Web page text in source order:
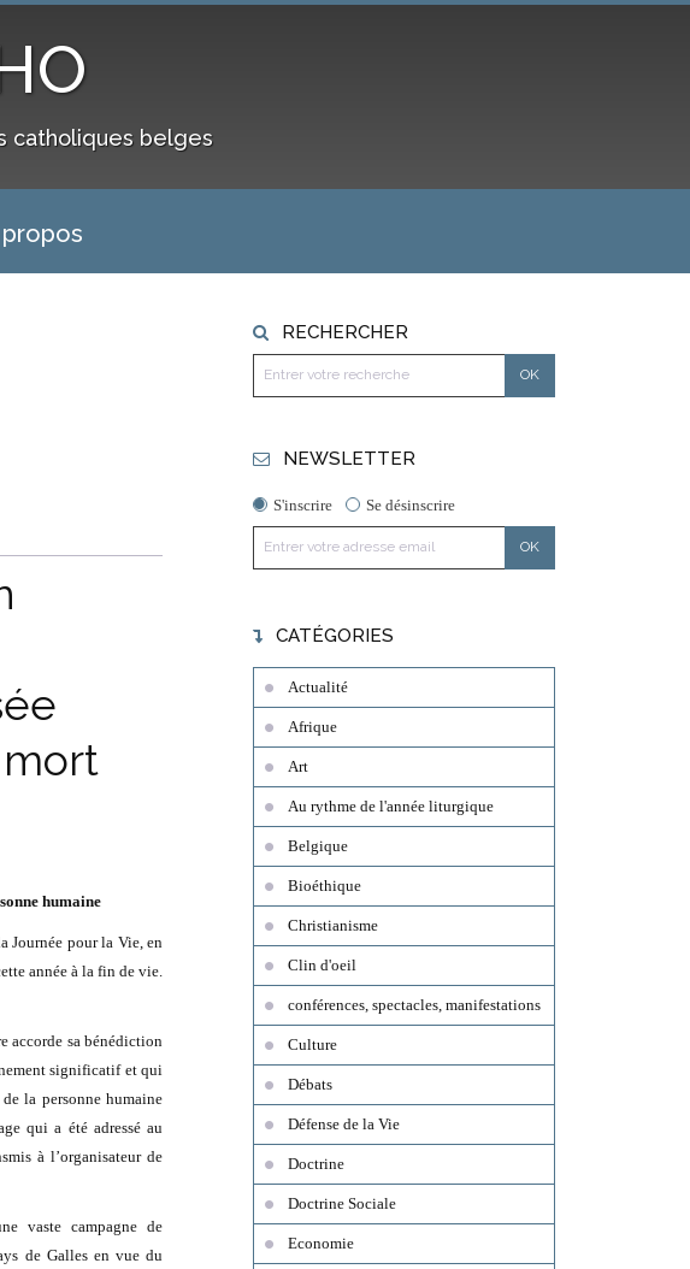
catholiques belges
humaine
Journée pour la Vie, en
année à la fin de vie.
accorde sa bénédiction
significatif et qui
la personne humaine
qui a été adressé au
à l’organisateur de
vaste campagne de
de Galles en vue du
RECHERCHER
NEWSLETTER
S'inscrire Se désinscrire
CATÉGORIES
Actualité
Afrique
Art
Au rythme de l'année liturgique
Belgique
Bioéthique
Christianisme
Clin d'oeil
conférences, spectacles, manifestations
Culture
Débats
Défense de la Vie
Doctrine
Doctrine Sociale
Economie